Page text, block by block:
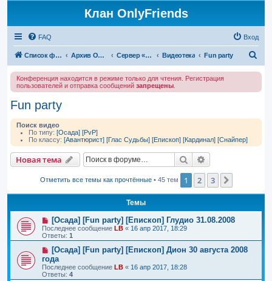
Клан OnlyFriends
FAQ Вход
Список форумов Архив OnlyFriends Сервер «Сталинград» Видеотека Fun party
Конференция находится в режиме только для чтения. Регистрация
пользователей и отправка сообщений запрещены
Fun party
Поиск видео
По типу: [Осада] [PvP]
По классу: [Авантюрист] [Глас Судьбы] [Епископ] [Кардинал] [Снайпер]
Новая тема Поиск
Отметить все темы как прочтённые• 45 тем 1 2 3
Темы
[Осада] [Fun party] [Епископ] Глудио 31.08.2008
Последнее сообщение LB « 16 апр 2017, 18:29
Ответы: 1
[Осада] [Fun party] [Епископ] Дион 30 августа 2008
года
Последнее сообщение LB « 16 апр 2017, 18:28
Ответы: 4